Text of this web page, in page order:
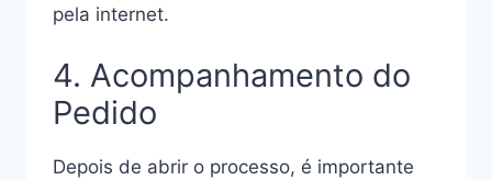
pela internet.
4. Acompanhamento do
Pedido
Depois de abrir o processo, é importante